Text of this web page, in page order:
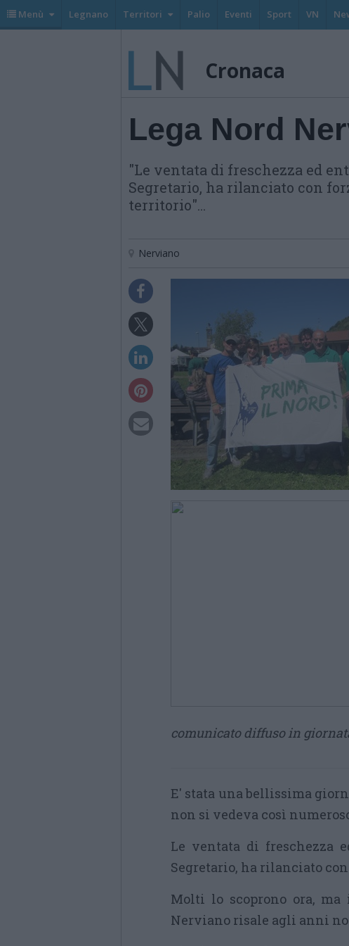
Menù Legnano Territori Palio Eventi Sport VN
Cronaca
Lega Nord
"Le ventata di freschezza ed
Segretario, ha rilanciato con
territorio"...
Nerviano
comunicato diffuso in
E' stata una bellissima
non si vedeva così
Le ventata di freschezza
Segretario, ha rilanciato
Molti lo scoprono ora,
Nerviano risale agli anni